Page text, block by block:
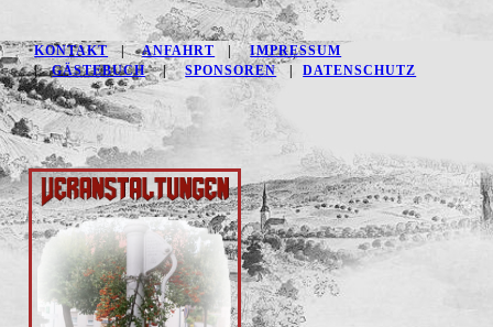
KONTAKT|ANFAHRT |IMPRESSUM
|GÄSTEBUCH|SPONSOREN|DATENSCHUTZ